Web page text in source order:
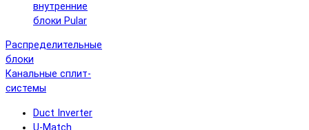
внутренние
блоки Pular
Распределительные
блоки
Канальные сплит-
системы
Duct Inverter
U-Match